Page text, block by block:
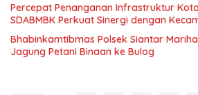
Percepat Penanganan Infrastruktur
SDABMBK Perkuat Sinergi dengan
Bhabinkamtibmas Polsek Siantar
Jagung Petani Binaan ke Bulog